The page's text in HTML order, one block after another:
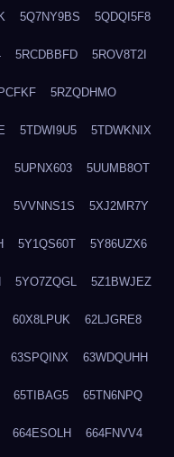
5Q7NY9BS 5QDQI5F8
5RCDBBFD 5ROV8T2I
5RZQDHMO
5TDWI9U5 5TDWKNIX
5UPNX603 5UUMB8OT
5VVNNS1S 5XJ2MR7Y
5Y1QS60T 5Y86UZX6
5YO7ZQGL 5Z1BWJEZ
60X8LPUK 62LJGRE8
63SPQINX 63WDQUHH
65TIBAG5 65TN6NPQ
664ESOLH 664FNVV4